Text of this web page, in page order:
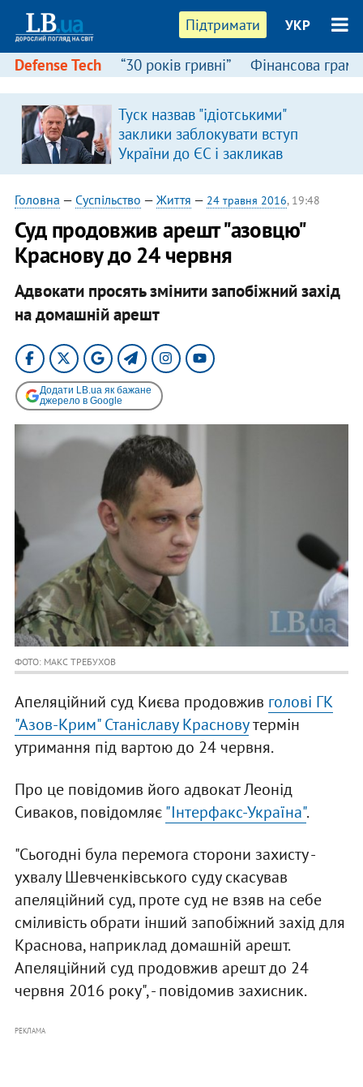
Підтримати УКР
Defense Tech “30 років гривні” Фінансова
Туск назвав "ідіотськими"
заклики заблокувати вступ
України до ЄС і закликав
припинити антиукраїнську
риторику
Головна — Суспільство — Життя — 24 травня 2016, 19:48
Суд продовжив арешт "азовцю"
Краснову до 24 червня
Адвокати просять змінити запобіжний захід
на домашній арешт
Додати LB.ua як бажане
джерело в Google
ФОТО: МАКС ТРЕБУХОВ
Апеляційний суд Києва продовжив голові ГК
"Азов-Крим" Станіславу Красновутермін
утримання під вартою до 24 червня.
Про це повідомив його адвокат Леонід
Сиваков, повідомляє"Інтерфакс-Україна".
"Сьогодні була перемога сторони захисту -
ухвалу Шевченківського суду скасував
апеляційний суд, проте суд не взяв на себе
сміливість обрати інший запобіжний захід для
Краснова, наприклад домашній арешт.
Апеляційний суд продовжив арешт до 24
червня 2016 року", - повідомив захисник.
РЕКЛАМА